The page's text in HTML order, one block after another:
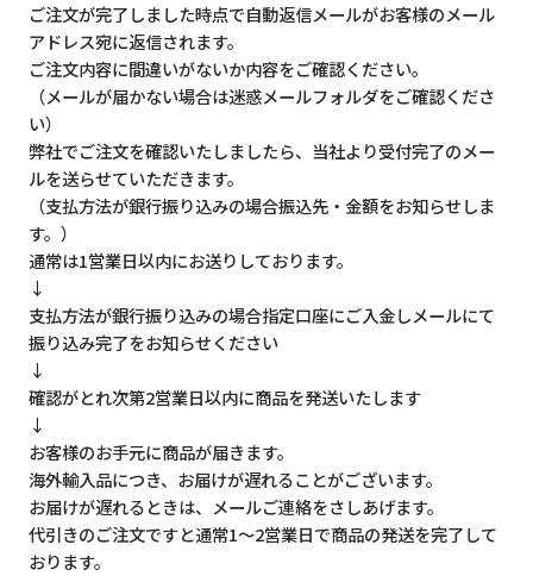
ご注文が完了しました時点で自動返信メールがお客様のメール
アドレス宛に返信されます。
ご注文内容に間違いがないか内容をご確認ください。
（メールが届かない場合は迷惑メールフォルダをご確認くださ
い）
弊社でご注文を確認いたしましたら、当社より受付完了のメー
ルを送らせていただきます。
（支払方法が銀行振り込みの場合振込先・金額をお知らせしま
す。）
通常は1営業日以内にお送りしております。
↓
支払方法が銀行振り込みの場合指定口座にご入金しメールにて
振り込み完了をお知らせください
↓
確認がとれ次第2営業日以内に商品を発送いたします
↓
お客様のお手元に商品が届きます。
海外輸入品につき、お届けが遅れることがございます。
お届けが遅れるときは、メールご連絡をさしあげます。
代引きのご注文ですと通常1～2営業日で商品の発送を完了して
おります。